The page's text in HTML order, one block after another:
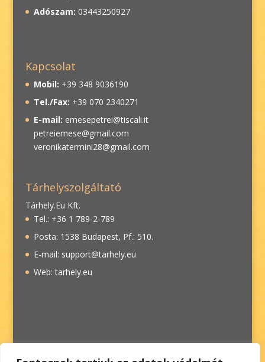
Adószam: 03443250927
Kapcsolat
Mobil: +39 348 9036190
Tel./Fax: +39 070 2340271
E-mail: emesepetrei@tiscali.it
petreiemese@gmail.com
veronikatermini28@gmail.com
Tárhelyszolgáltató
Tárhely.Eu Kft.
Tel.: +36 1 789-2-789
Posta: 1538 Budapest, Pf.: 510.
E-mail: support@tarhely.eu
Web: tarhely.eu